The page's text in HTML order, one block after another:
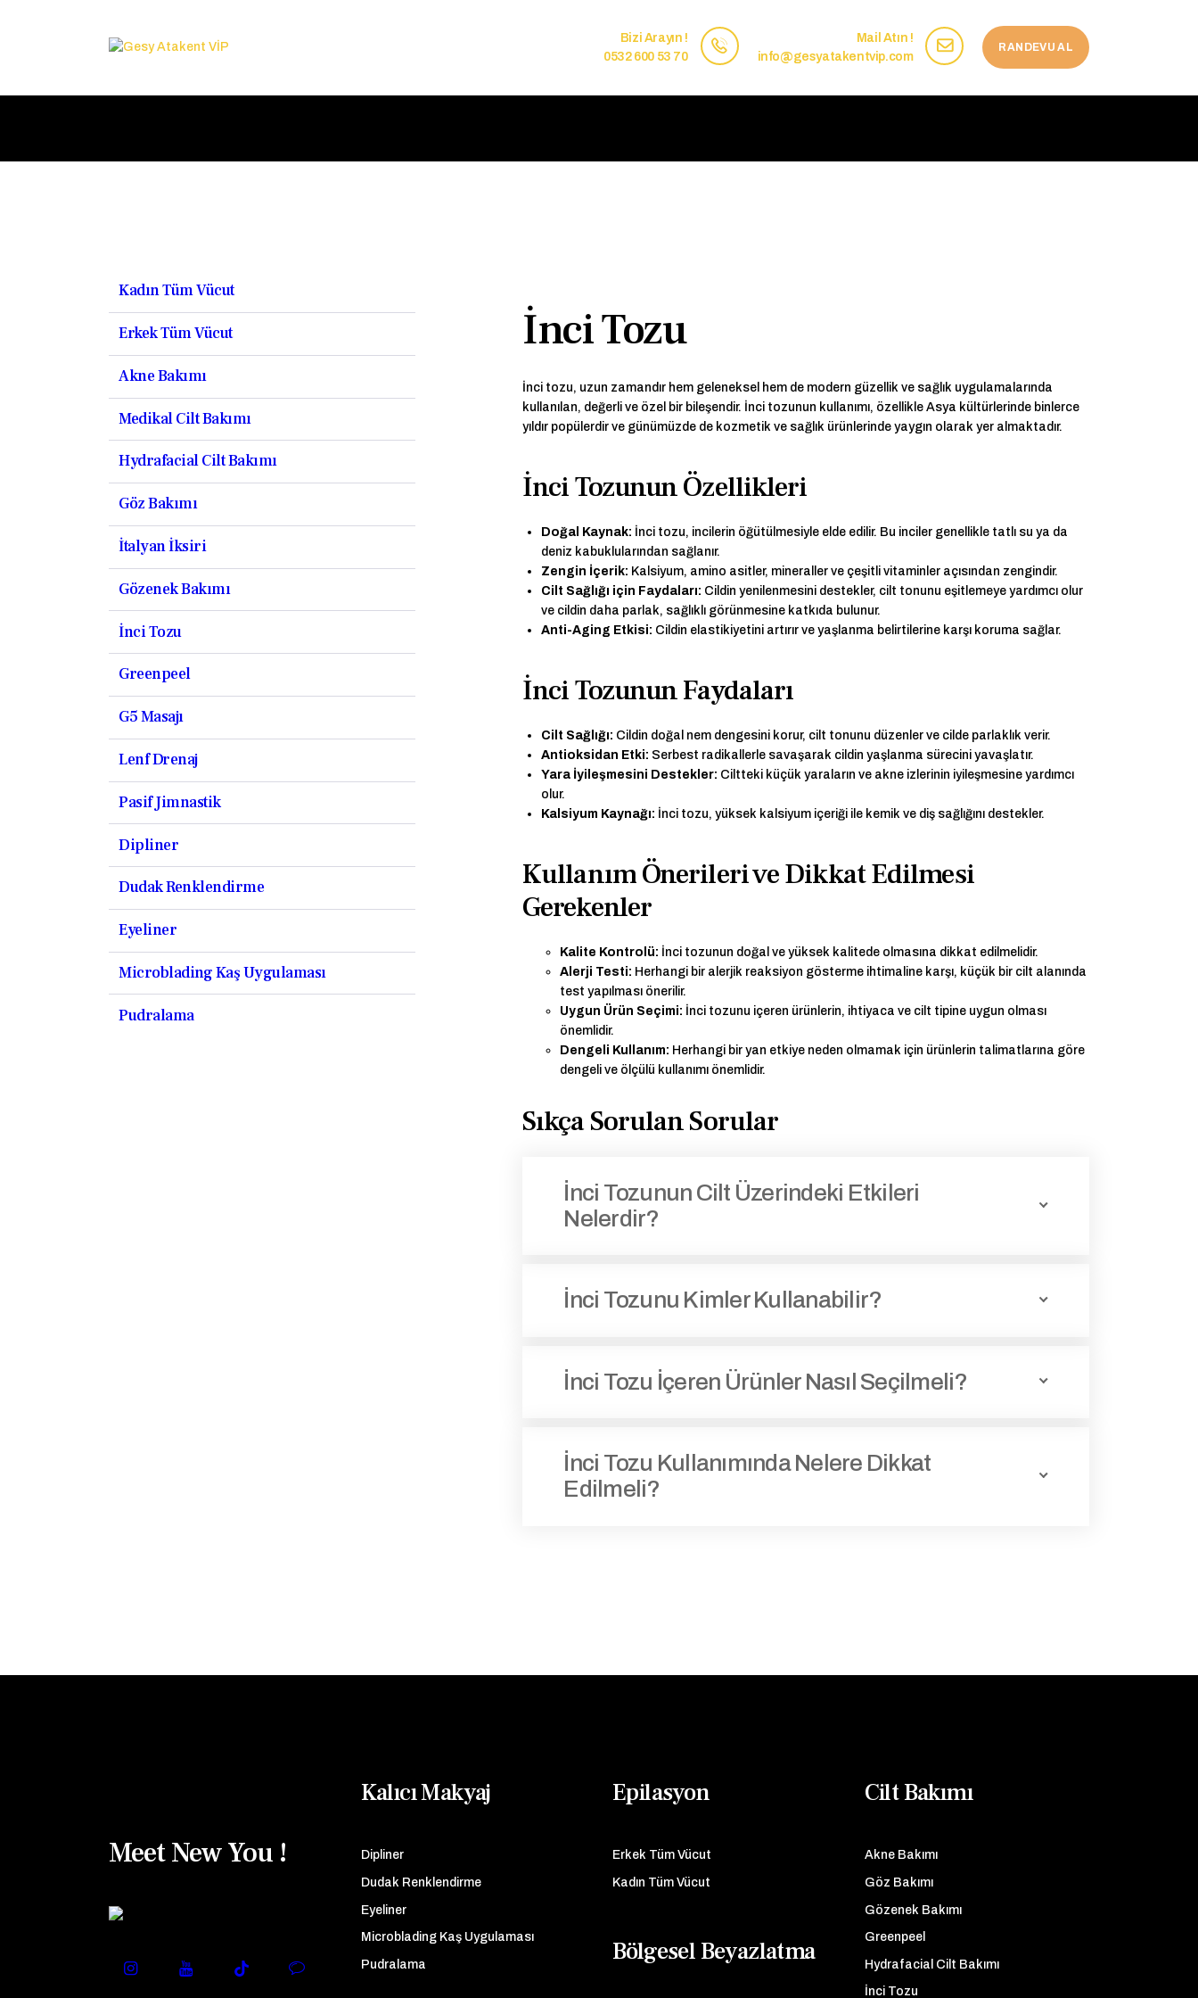
Bizi Arayın !
0532 600 53 70
Mail Atın !
info@gesyatakentvip.com
RANDEVU AL
GESY ATAKENT VİP
HIZMETLERIMIZ
RANDEVU AL
İnci Tozu
İnci tozu, uzun zamandır hem geleneksel hem de modern güzellik ve sağlık uygulamalarında
kullanılan, değerli ve özel bir bileşendir. İnci tozunun kullanımı, özellikle Asya kültürlerinde binlerce
yıldır popülerdir ve günümüzde de kozmetik ve sağlık ürünlerinde yaygın olarak yer almaktadır.
İnci Tozunun Özellikleri
Doğal Kaynak: İnci tozu, incilerin öğütülmesiyle elde edilir. Bu inciler genellikle tatlı su ya da
deniz kabuklularından sağlanır.
Zengin İçerik: Kalsiyum, amino asitler, mineraller ve çeşitli vitaminler açısından zengindir.
Cilt Sağlığı için Faydaları: Cildin yenilenmesini destekler, cilt tonunu eşitlemeye yardımcı olur
ve cildin daha parlak, sağlıklı görünmesine katkıda bulunur.
Anti-Aging Etkisi: Cildin elastikiyetini artırır ve yaşlanma belirtilerine karşı koruma sağlar.
İnci Tozunun Faydaları
Cilt Sağlığı: Cildin doğal nem dengesini korur, cilt tonunu düzenler ve cilde parlaklık verir.
Antioksidan Etki: Serbest radikallerle savaşarak cildin yaşlanma sürecini yavaşlatır.
Yara İyileşmesini Destekler: Ciltteki küçük yaraların ve akne izlerinin iyileşmesine yardımcı
olur.
Kalsiyum Kaynağı: İnci tozu, yüksek kalsiyum içeriği ile kemik ve diş sağlığını destekler.
Kullanım Önerileri ve Dikkat Edilmesi
Gerekenler
Kalite Kontrolü: İnci tozunun doğal ve yüksek kalitede olmasına dikkat edilmelidir.
Alerji Testi: Herhangi bir alerjik reaksiyon gösterme ihtimaline karşı, küçük bir cilt alanında
test yapılması önerilir.
Uygun Ürün Seçimi: İnci tozunu içeren ürünlerin, ihtiyaca ve cilt tipine uygun olması
önemlidir.
Dengeli Kullanım: Herhangi bir yan etkiye neden olmamak için ürünlerin talimatlarına göre
dengeli ve ölçülü kullanımı önemlidir.
Sıkça Sorulan Sorular
İnci Tozunun Cilt Üzerindeki Etkileri
Nelerdir?
İnci Tozunu Kimler Kullanabilir?
İnci Tozu İçeren Ürünler Nasıl Seçilmeli?
İnci Tozu Kullanımında Nelere Dikkat
Edilmeli?
Kadın Tüm Vücut
Erkek Tüm Vücut
Akne Bakımı
Medikal Cilt Bakımı
Hydrafacial Cilt Bakımı
Göz Bakımı
İtalyan İksiri
Gözenek Bakımı
İnci Tozu
Greenpeel
G5 Masajı
Lenf Drenaj
Pasif Jimnastik
Dipliner
Dudak Renklendirme
Eyeliner
Microblading Kaş Uygulaması
Pudralama
Meet New You !
Kalıcı Makyaj
Dipliner
Dudak Renklendirme
Eyeliner
Microblading Kaş Uygulaması
Pudralama
Epilasyon
Erkek Tüm Vücut
Kadın Tüm Vücut
Bölgesel Beyazlatma
Cilt Bakımı
Akne Bakımı
Göz Bakımı
Gözenek Bakımı
Greenpeel
Hydrafacial Cilt Bakımı
İnci Tozu